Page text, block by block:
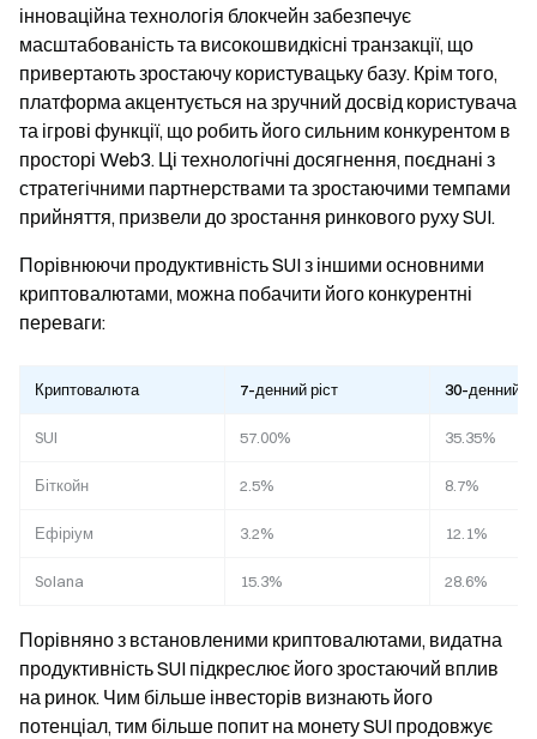
інноваційна технологія блокчейн забезпечує
масштабованість та високошвидкісні транзакції, що
привертають зростаючу користувацьку базу. Крім того,
платформа акцентується на зручний досвід користувача
та ігрові функції, що робить його сильним конкурентом в
просторі Web3. Ці технологічні досягнення, поєднані з
стратегічними партнерствами та зростаючими темпами
прийняття, призвели до зростання ринкового руху SUI.
Порівнюючи продуктивність SUI з іншими основними
криптовалютами, можна побачити його конкурентні
переваги:
Криптовалюта 7-денний ріст 30-денний
SUI 57.00% 35.35%
Біткойн 2.5% 8.7%
Ефіріум 3.2% 12.1%
Solana 15.3% 28.6%
Порівняно з встановленими криптовалютами, видатна
продуктивність SUI підкреслює його зростаючий вплив
на ринок. Чим більше інвесторів визнають його
потенціал, тим більше попит на монету SUI продовжує